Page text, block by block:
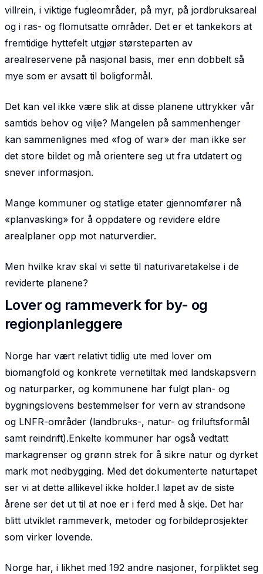
villrein, i viktige fugleområder, på myr, på jordbruksareal
og i ras- og flomutsatte områder. Det er et tankekors at
fremtidige hyttefelt utgjør størsteparten av
arealreservene på nasjonal basis, mer enn dobbelt så
mye som er avsatt til boligformål.
Det kan vel ikke være slik at disse planene uttrykker vår
samtids behov og vilje? Mangelen på sammenhenger
kan sammenlignes med «fog of war» der man ikke ser
det store bildet og må orientere seg ut fra utdatert og
snever informasjon.
Mange kommuner og statlige etater gjennomfører nå
«planvasking» for å oppdatere og revidere eldre
arealplaner opp mot naturverdier.
Men hvilke krav skal vi sette til naturivaretakelse i de
reviderte planene?
Lover og rammeverk for by- og
regionplanleggere
Norge har vært relativt tidlig ute med lover om
biomangfold og konkrete vernetiltak med landskaps­vern
og naturparker, og kommunene har fulgt plan- og
bygningslovens bestemmelser for vern av strandsone
og LNFR-områder (landbruks-, natur- og friluftsformål
samt reindrift).Enkelte kommuner har også vedtatt
markagrenser og grønn strek for å sikre natur og dyrket
mark mot nedbygging. Med det dokumenterte naturtapet
ser vi at dette allikevel ikke holder.I løpet av de siste
årene ser det ut til at noe er i ferd med å skje. Det har
blitt utviklet rammeverk, metoder og forbildeprosjekter
som virker lovende.
Norge har, i likhet med 192 andre nasjoner, forpliktet seg